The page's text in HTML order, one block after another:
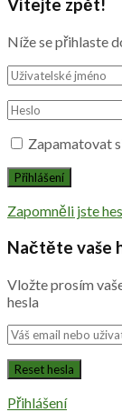
Vítejte zpět!
Níže se přihlaste
Zapamatovat
Zapomněli jste
Načtěte vaše
Vložte prosím
hesla
Přihlášení